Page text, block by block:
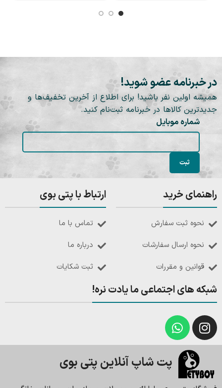
در خبرنامه عضو شوید!
همیشه اولین نفر باشید! برای اطلاع از آخرین تخفیف‌ها و
جدیدترین کالاها در خبرنامه ثبت‌نام کنید.
شماره موبایل
راهنمای خرید
نحوه ثبت سفارش
نحوه ارسال سفارشات
قوانین و مقررات
ارتباط با پتی بوی
تماس با ما
درباره ما
ثبت شکایات
شبکه های اجتماعی ما یادت نره!
پت شاپ آنلاین پتی بوی